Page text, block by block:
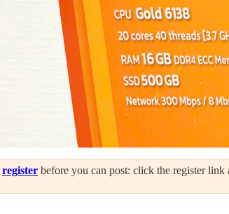
register before you can post: click the register